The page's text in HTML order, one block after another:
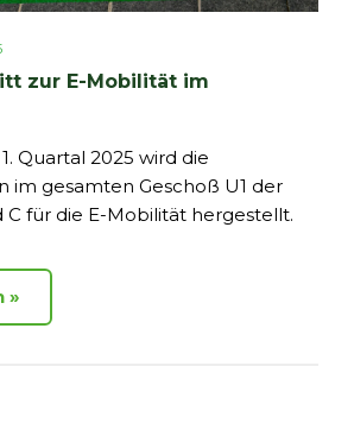
zur E-Mobilität im
Quartal 2025 wird die
im gesamten Geschoß U1 der
C für die E-Mobilität hergestellt.